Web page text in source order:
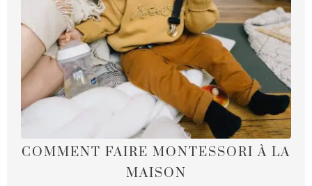
COMMENT FAIRE MONTESSORI À LA
MAISON